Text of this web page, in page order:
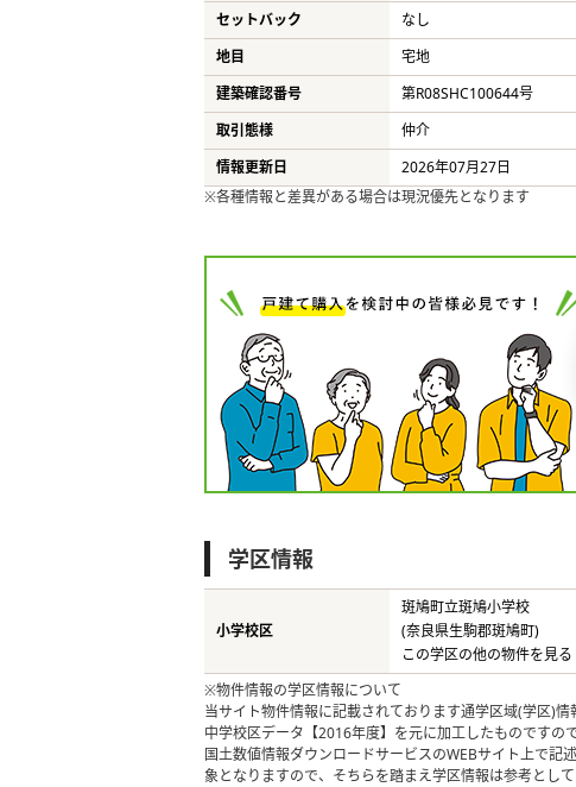
セットバック
なし
地目
宅地
建築確認番号
第R08SHC100644号
取引態様
仲介
情報更新日
2026年07月27日
※各種情報と差異がある場合は現況優先となります
学区情報
小学校区
斑鳩町立斑鳩小学校
(奈良県生駒郡斑鳩町)
この学区の他の物件を見る
※物件情報の学区情報について
当サイト物件情報に記載されております通学区域(学区)
中学校区データ【2016年度】を元に加工したものですの
国土数値情報ダウンロードサービスのWEBサイト上で
象となりますので、そちらを踏まえ学区情報は参考として